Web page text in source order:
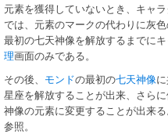
元素を獲得していないとき、キャ
では、元素のマークの代わりに灰
最初の七天神像を解放するまでに
理画面のみである。
その後、 モンドの最初の七天神像
星座を解放することが出来、さら
神像の元素に変更することが出来
参照。